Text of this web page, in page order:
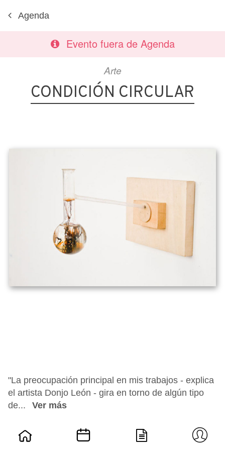
Agenda
Evento fuera de Agenda
Arte
CONDICIÓN CIRCULAR
"La preocupación principal en mis trabajos - explica
el artista Donjo León - gira en torno de algún tipo
de...
Ver más